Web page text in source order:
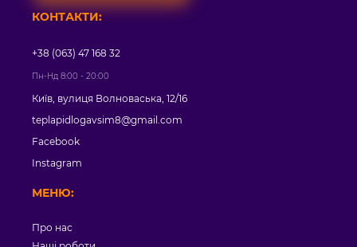
МЕНЮ:
Про нас
КОНТАКТИ:
+38 (063) 47 168 32
Пн-Нд 8:00 - 20:00
Київ, вулиця Волноваська, 12/16
teplapidlogavsim8@gmail.com
Facebook
Instagram